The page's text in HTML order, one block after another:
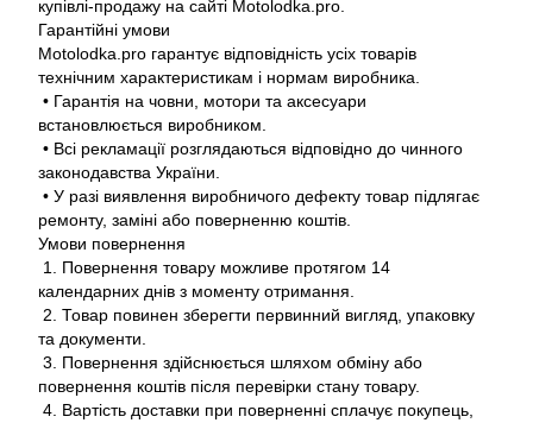
купівлі-продажу на сайті Motolodka.pro.
Гарантійні умови
Motolodka.pro гарантує відповідність усіх товарів
технічним характеристикам і нормам виробника.
• Гарантія на човни, мотори та аксесуари
встановлюється виробником.
• Всі рекламації розглядаються відповідно до чинного
законодавства України.
• У разі виявлення виробничого дефекту товар підлягає
ремонту, заміні або поверненню коштів.
Умови повернення
1. Повернення товару можливе протягом 14
календарних днів з моменту отримання.
2. Товар повинен зберегти первинний вигляд, упаковку
та документи.
3. Повернення здійснюється шляхом обміну або
повернення коштів після перевірки стану товару.
4. Вартість доставки при поверненні сплачує покупець,